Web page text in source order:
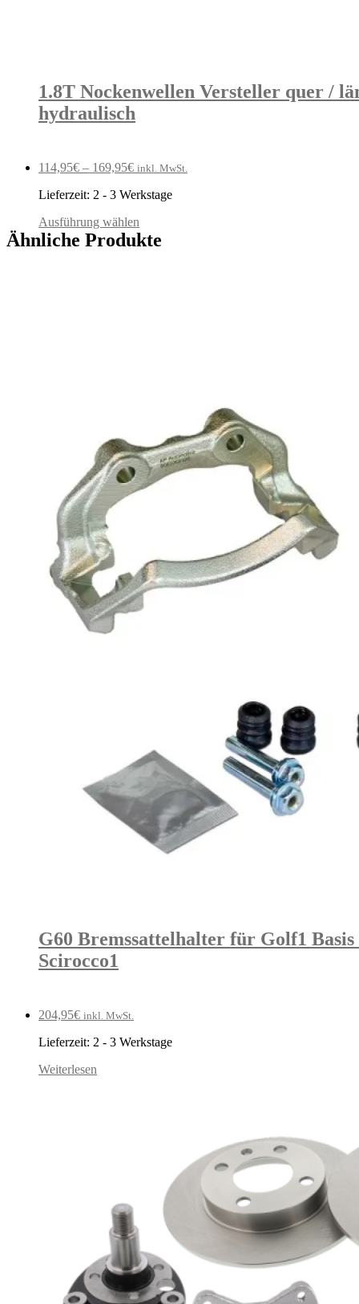
1.8T Nockenwellen Versteller quer /
hydraulisch
114,95€ – 169,95€ inkl. MwSt.
Lieferzeit: 2 - 3 Werkstage
Ausführung wählen
Ähnliche Produkte
G60 Bremssattelhalter für Golf1
Scirocco1
204,95€ inkl. MwSt.
Lieferzeit: 2 - 3 Werkstage
Weiterlesen